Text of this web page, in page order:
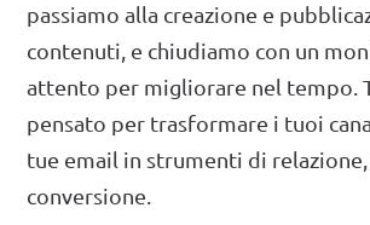
passiamo alla creazione e
contenuti, e chiudiamo con un
attento per migliorare nel tempo.
pensato per trasformare i tuoi
tue email in strumenti di
conversione.